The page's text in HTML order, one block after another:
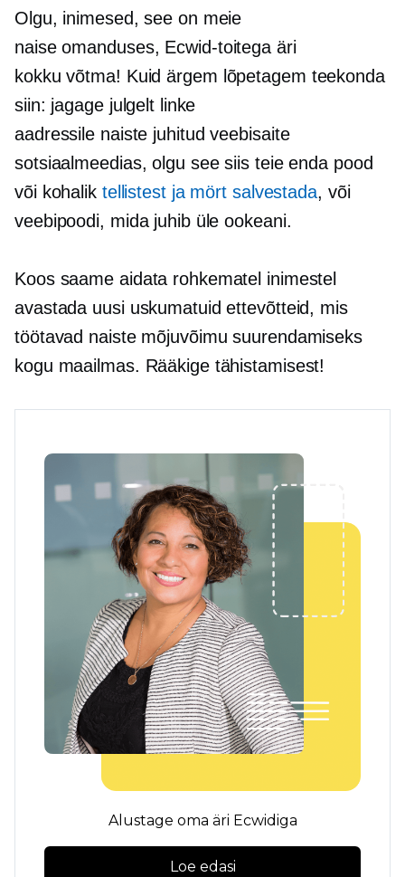
Olgu, inimesed, see on meie
naise omanduses, Ecwid-toitega äri
kokku võtma! Kuid ärgem lõpetagem teekonda
siin: jagage julgelt linke
aadressile naiste juhitud veebisaite
sotsiaalmeedias, olgu see siis teie enda pood
või kohalik tellistest ja mört salvestada, või
veebipoodi, mida juhib üle ookeani.
Koos saame aidata rohkematel inimestel
avastada uusi uskumatuid ettevõtteid, mis
töötavad naiste mõjuvõimu suurendamiseks
kogu maailmas. Rääkige tähistamisest!
Alustage oma äri Ecwidiga
Loe edasi